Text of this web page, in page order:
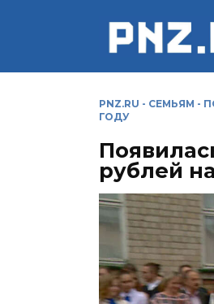
PNZ.RU - СЕМЬЯМ -
ГОДУ
рублей